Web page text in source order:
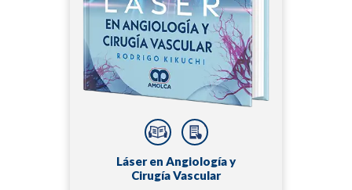
Láser en Angiología y
Cirugía Vascular